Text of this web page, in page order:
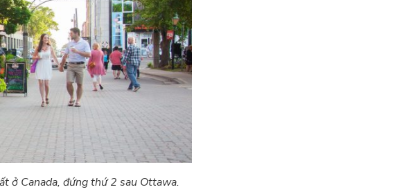
ở Canada, đứng thứ 2 sau Ottawa.